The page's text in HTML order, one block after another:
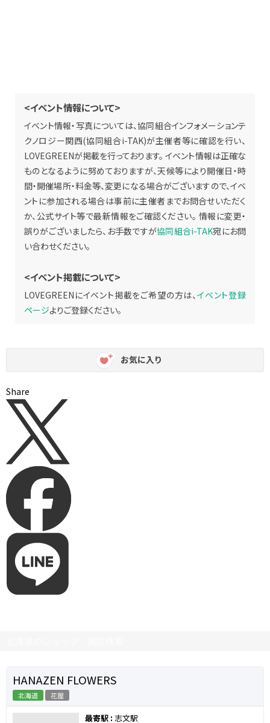
<イベント情報について>
イベント情報・写真については、協同組合インフォメーションテ
クノロジー関西(協同組合i-TAK)が主催者等に確認を行い、
LOVEGREENが掲載を行っております。 イベント情報は正確な
ものとなるように努めておりますが、天候等により開催日・時
間・開催場所・料金等、変更になる場合がございますので、イベ
ントに参加される場合は事前に主催者までお問合せいただく
か、公式サイト等で最新情報をご確認ください。 情報に変更・
誤りがございましたら、お手数ですが協同組合i-TAK宛にお問
い合わせください。
<イベント掲載について>
LOVEGREENにイベント掲載をご希望の方は、 イベント登録
ページよりご登録ください。
お気に入り
Share
HANAZEN FLOWERS
北海道 花屋
最寄駅 : 志文駅